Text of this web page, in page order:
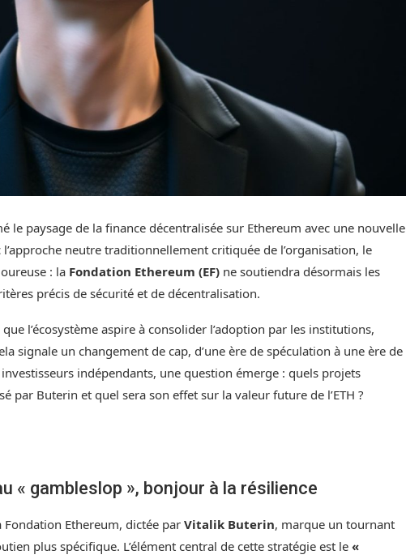
le paysage de la finance décentralisée sur Ethereum avec une nouvelle
neutre traditionnellement critiquée de l’organisation, le
: la Fondation Ethereum (EF) ne soutiendra désormais les
précis de sécurité et de décentralisation.
l’écosystème aspire à consolider l’adoption par les institutions,
signale un changement de cap, d’une ère de spéculation à une ère de
indépendants, une question émerge : quels projets
par Buterin et quel sera son effet sur la valeur future de l’ETH ?
« gambleslop », bonjour à la résilience
Ethereum, dictée par Vitalik Buterin, marque un tournant
plus spécifique. L’élément central de cette stratégie est le «